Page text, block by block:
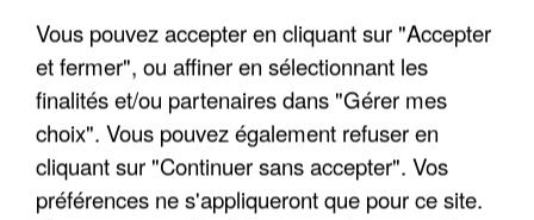
UN SECOND CADRE DE LA DZ MAFIA
INTERPELLÉ EN ALGÉRIE
Vous pouvez accepter en cliquant sur "Accepter
et fermer", ou affiner en sélectionnant les
finalités et/ou partenaires dans "Gérer mes
choix". Vous pouvez également refuser en
cliquant sur "Continuer sans accepter". Vos
préférences ne s'appliqueront que pour ce site.